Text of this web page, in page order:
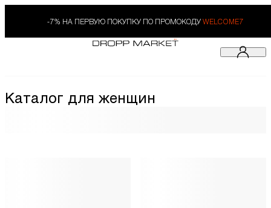
-7% НА ПЕРВУЮ ПОКУПКУ ПО ПРОМОКОДУ WELCOME7
Каталог для женщин